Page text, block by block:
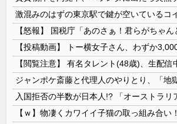
【ｗ】物凄くカワイイ子猫の取っ組み合い！